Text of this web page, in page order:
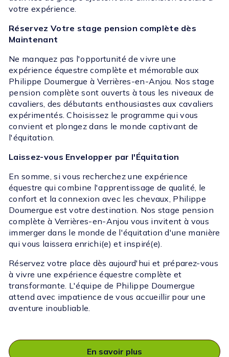
votre expérience.
Réservez Votre stage pension complète dès
Maintenant
Ne manquez pas l'opportunité de vivre une
expérience équestre complète et mémorable aux
Philippe Doumergue à Verrières-en-Anjou. Nos stage
pension complète sont ouverts à tous les niveaux de
cavaliers, des débutants enthousiastes aux cavaliers
expérimentés. Choisissez le programme qui vous
convient et plongez dans le monde captivant de
l'équitation.
Laissez-vous Envelopper par l'Équitation
En somme, si vous recherchez une expérience
équestre qui combine l'apprentissage de qualité, le
confort et la connexion avec les chevaux, Philippe
Doumergue est votre destination. Nos stage pension
complète à Verrières-en-Anjou vous invitent à vous
immerger dans le monde de l'équitation d'une manière
qui vous laissera enrichi(e) et inspiré(e).
Réservez votre place dès aujourd'hui et préparez-vous
à vivre une expérience équestre complète et
transformante. L'équipe de Philippe Doumergue
attend avec impatience de vous accueillir pour une
aventure inoubliable.
En savoir plus